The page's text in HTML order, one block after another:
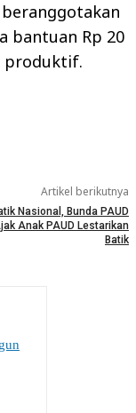
bantuan Rp 20
produktif.
Artikel berikutnya
Nasional, Bunda PAUD
Anak PAUD Lestarikan
Batik